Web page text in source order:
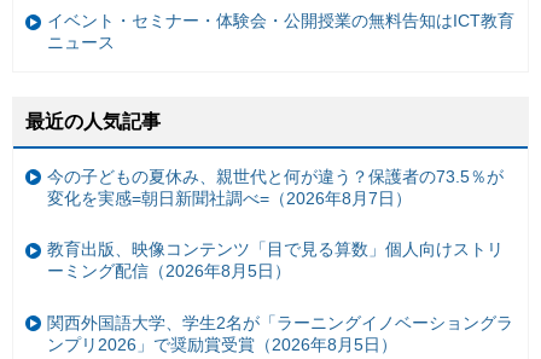
イベント・セミナー・体験会・公開授業の無料告知はICT教育
ニュース
最近の人気記事
今の子どもの夏休み、親世代と何が違う？保護者の73.5％が
変化を実感=朝日新聞社調べ=（2026年8月7日）
教育出版、映像コンテンツ「目で見る算数」個人向けストリ
ーミング配信（2026年8月5日）
関西外国語大学、学生2名が「ラーニングイノベーショングラ
ンプリ2026」で奨励賞受賞（2026年8月5日）